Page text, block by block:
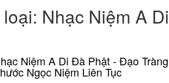
Nhạc Niệm A Di
Niệm A Di Đà Phật - Đạo Tràng
Ngọc Niệm Liên Tục